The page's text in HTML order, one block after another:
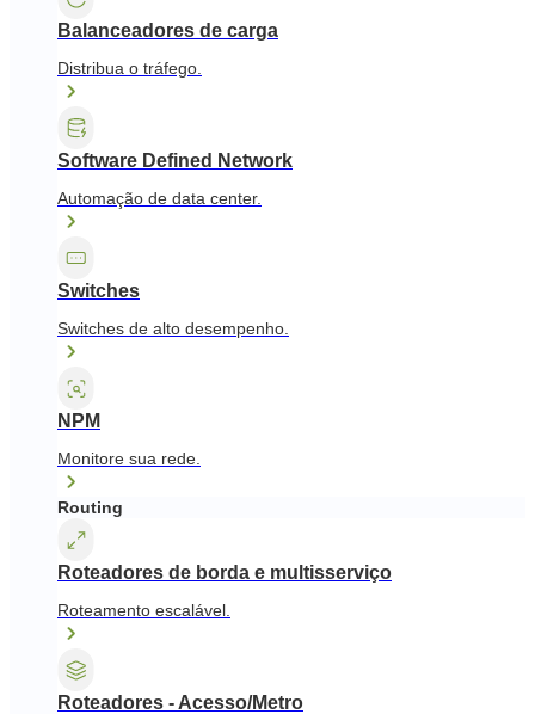
Balanceadores de carga
Distribua o tráfego.
Software Defined Network
Automação de data center.
Switches
Switches de alto desempenho.
NPM
Monitore sua rede.
Routing
Roteadores de borda e multisserviço
Roteamento escalável.
Roteadores - Acesso/Metro